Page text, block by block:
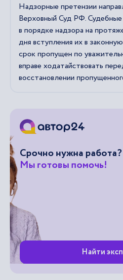
Надзорные претензии
Верховный Суд РФ.
в порядке надзора на
дня вступления их в
срок пропущен по
вправе ходатайствовать
восстановлении
Срочно нужна работа?
Мы готовы помочь!
Найти